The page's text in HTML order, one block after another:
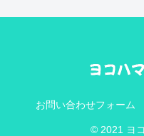
お問い合わせフォーム
© 2021 ヨ